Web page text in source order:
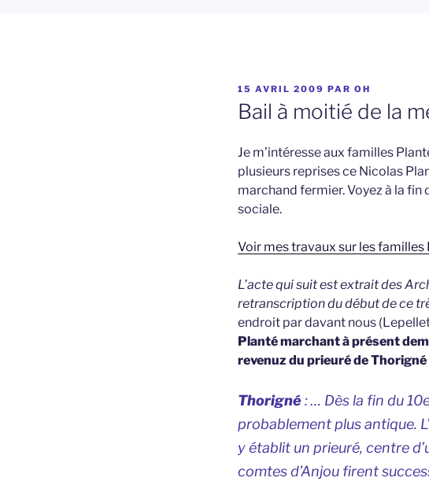
PUBLIÉ
LE
15 AVRIL 2009 PAR OH
Bail à moitié de la
Je m’intéresse aux familles
plusieurs reprises ce Nicolas
marchand fermier. Voyez à la
sociale.
Voir mes travaux sur les familles
L’acte qui suit est extrait des
retranscription du début de ce
endroit par davant nous
Planté marchant à présent
revenuz du prieuré de Thorigné
Thorigné: … Dès la fin du
probablement plus antique.
y établit un prieuré, centre
comtes d’Anjou firent